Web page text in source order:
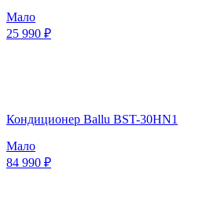
Мало
25 990 ₽
Кондиционер Ballu BST-30HN1
Мало
84 990 ₽